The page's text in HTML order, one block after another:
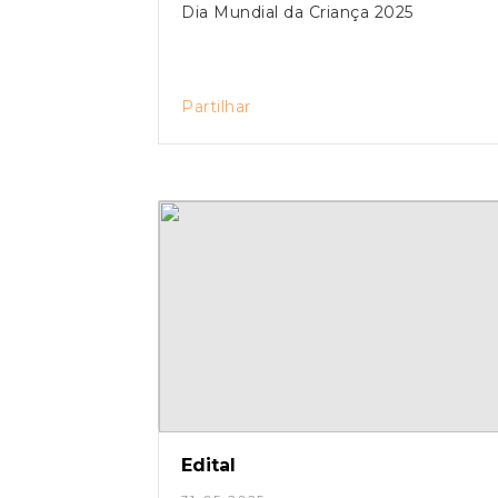
Dia Mundial da Criança 2025
Partilhar
Edital